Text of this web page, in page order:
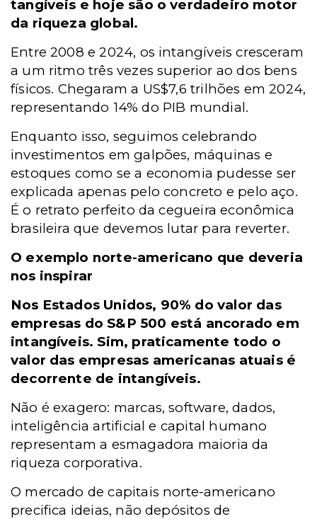
tangíveis e hoje são o verdadeiro motor
da riqueza global.
Entre 2008 e 2024, os intangíveis cresceram
a um ritmo três vezes superior ao dos bens
físicos. Chegaram a US$7,6 trilhões em 2024,
representando 14% do PIB mundial.
Enquanto isso, seguimos celebrando
investimentos em galpões, máquinas e
estoques como se a economia pudesse ser
explicada apenas pelo concreto e pelo aço.
É o retrato perfeito da cegueira econômica
brasileira que devemos lutar para reverter.
O exemplo norte-americano que deveria
nos inspirar
Nos Estados Unidos, 90% do valor das
empresas do S&P 500 está ancorado em
intangíveis. Sim, praticamente todo o
valor das empresas americanas atuais é
decorrente de intangíveis.
Não é exagero: marcas, software, dados,
inteligência artificial e capital humano
representam a esmagadora maioria da
riqueza corporativa.
O mercado de capitais norte-americano
precifica ideias, não depósitos de